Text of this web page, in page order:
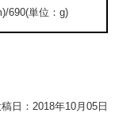
690(単位：g)
日： 2018年10月05日